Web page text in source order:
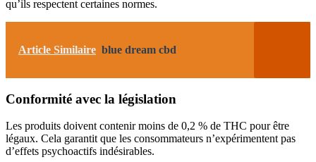
qu’ils respectent certaines normes.
Article Similaire blue dream cbd
Conformité avec la législation
Les produits doivent contenir moins de 0,2 % de THC pour être
légaux. Cela garantit que les consommateurs n’expérimentent pas
d’effets psychoactifs indésirables.